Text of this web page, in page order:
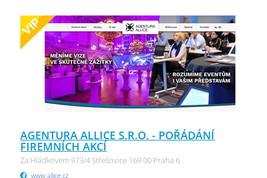
AGENTURA ALLICE S.R.O. - POŘÁDÁNÍ
FIREMNÍCH AKCÍ
Za Hládkovem 973/4 Střešovice 169 00 Praha 6
www.allice.cz